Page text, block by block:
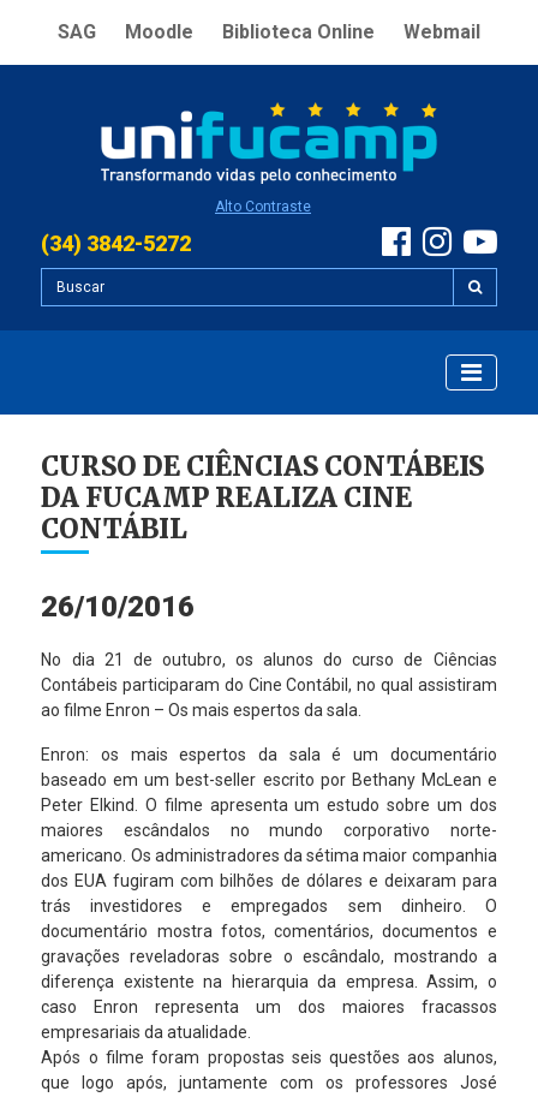
SAG Moodle Biblioteca Online Webmail
Alto Contraste
(34) 3842-5272
CURSO DE CIÊNCIAS CONTÁBEIS
DA FUCAMP REALIZA CINE
CONTÁBIL
26/10/2016
No dia 21 de outubro, os alunos do curso de Ciências
Contábeis participaram do Cine Contábil, no qual assistiram
ao filme Enron – Os mais espertos da sala.
Enron: os mais espertos da sala é um documentário
baseado em um best-seller escrito por Bethany McLean e
Peter Elkind. O filme apresenta um estudo sobre um dos
maiores escândalos no mundo corporativo norte-
americano. Os administradores da sétima maior companhia
dos EUA fugiram com bilhões de dólares e deixaram para
trás investidores e empregados sem dinheiro. O
documentário mostra fotos, comentários, documentos e
gravações reveladoras sobre o escândalo, mostrando a
diferença existente na hierarquia da empresa. Assim, o
caso Enron representa um dos maiores fracassos
empresariais da atualidade.
Após o filme foram propostas seis questões aos alunos,
que logo após, juntamente com os professores José